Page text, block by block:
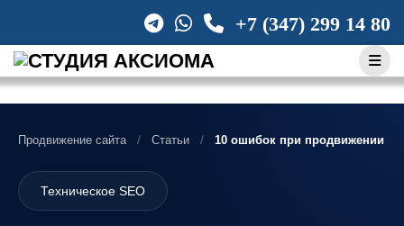
content
+7 (347) 299 14 80
Продвижение сайта Статьи 10 ошибок при продвижении
Техническое SEO